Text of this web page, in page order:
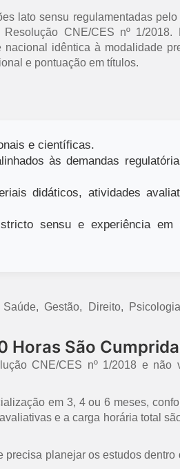
lato sensu regulamentadas
CNE/CES nº 1/2018.
nacional idêntica à modalidade
e pontuação em títulos.
e científicas.
às demandas
didáticos, atividades
sensu e experiência em
Gestão, Direito,
Horas São
CNE/CES nº 1/2018 e
em 3, 4 ou 6 meses,
e a carga horária total
planejar os estudos